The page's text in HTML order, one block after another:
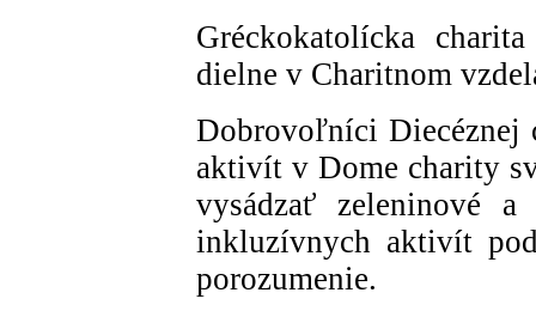
Gréckokatolícka
dielne v Charitnom
Dobrovoľníci Diecéznej
aktivít v Dome charity
vysádzať zeleninové
inkluzívnych aktivít
porozumenie.